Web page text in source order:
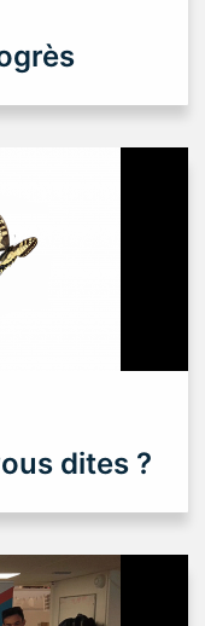
dites ?